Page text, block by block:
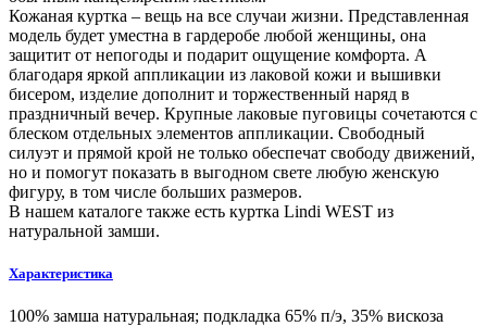
Кожаная куртка – вещь на все случаи жизни. Представленная
модель будет уместна в гардеробе любой женщины, она
защитит от непогоды и подарит ощущение комфорта. А
благодаря яркой аппликации из лаковой кожи и вышивки
бисером, изделие дополнит и торжественный наряд в
праздничный вечер. Крупные лаковые пуговицы сочетаются с
блеском отдельных элементов аппликации. Свободный
силуэт и прямой крой не только обеспечат свободу движений,
но и помогут показать в выгодном свете любую женскую
фигуру, в том числе больших размеров.
В нашем каталоге также есть куртка Lindi WEST из
натуральной замши.
Характеристика
100% замша натуральная; подкладка 65% п/э, 35% вискоза